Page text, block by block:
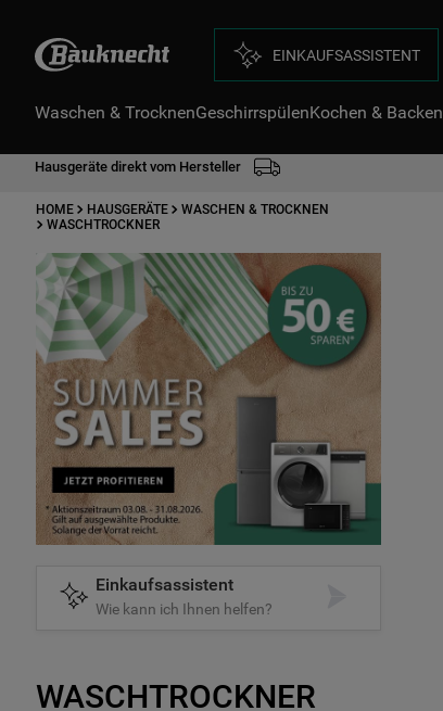
EINKAUFSASSISTENT
Waschen & TrocknenGeschirrspülenKochen & Backen
Hausgeräte direkt vom Hersteller
HOME HAUSGERÄTE
WASCHEN & TROCKNEN
WASCHTROCKNER
Einkaufsassistent
Wie kann ich Ihnen helfen?
WASCHTROCKNER